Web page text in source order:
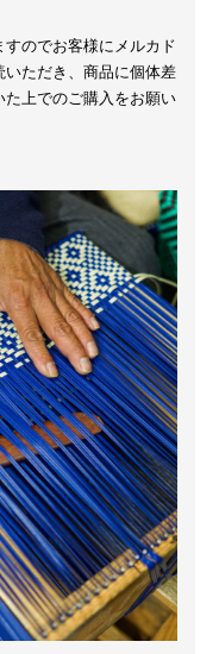
のでお客様にメルカド
ただき、商品に個体差
上でのご購入をお願い